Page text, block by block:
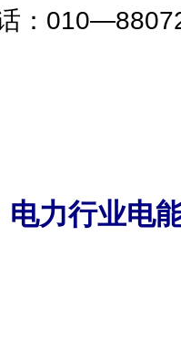
电力行业电